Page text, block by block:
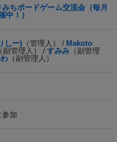
みちボードゲーム交流会（毎月
中！）
しー) （管理人） / Makoto
（副管理人） / すみみ （副管理
（副管理人）
参加